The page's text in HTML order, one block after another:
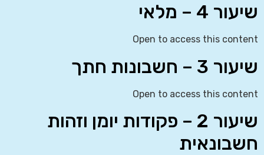
שיעור 4 – מלאי
Open to access this content
שיעור 3 – חשבונות חתך
Open to access this content
שיעור 2 – פקודות יומן וזהות
חשבונאית